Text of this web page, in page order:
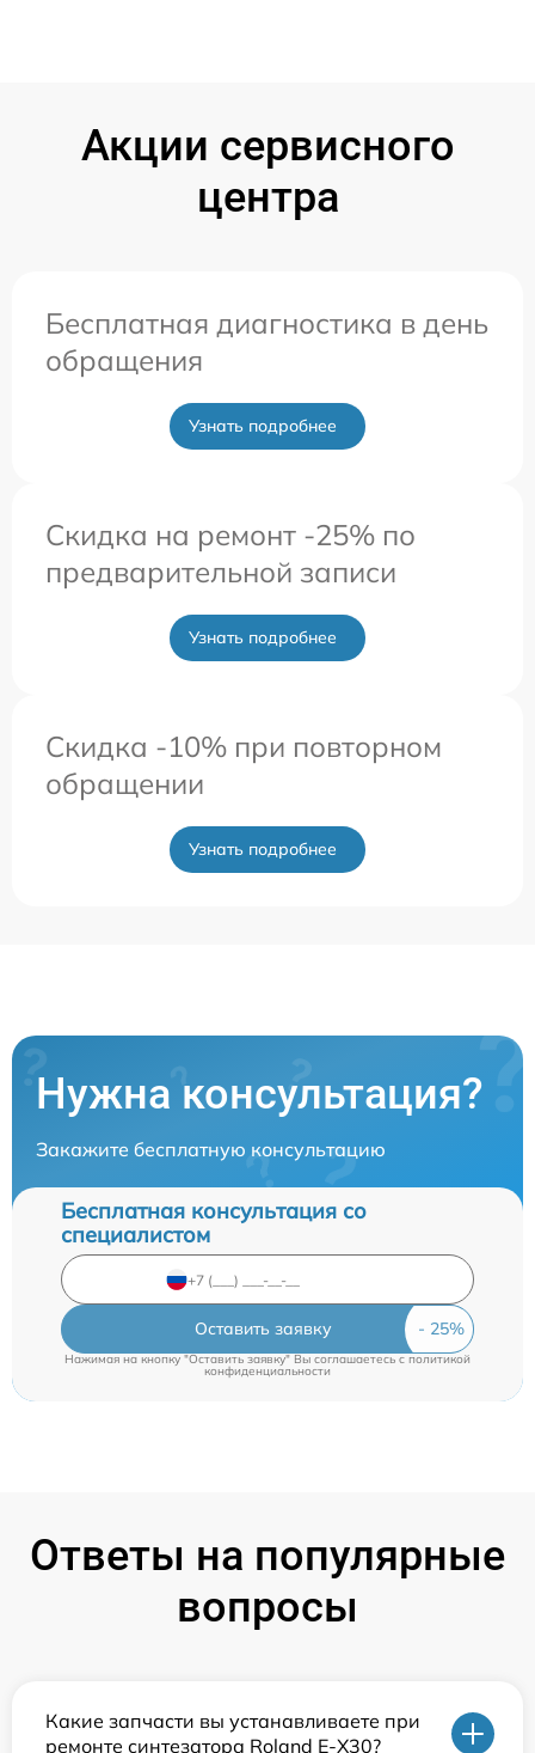
Акции сервисного
центра
Бесплатная диагностика в день
обращения
Узнать подробнее
Скидка на ремонт -25% по
предварительной записи
Узнать подробнее
Скидка -10% при повторном
обращении
Узнать подробнее
Нужна консультация?
Закажите бесплатную консультацию
Бесплатная консультация со
специалистом
Оставить заявку
Нажимая на кнопку "Оставить заявку" Вы соглашаетесь c политикой
конфиденциальности
Ответы на популярные
вопросы
Какие запчасти вы устанавливаете при
ремонте синтезатора Roland E-X30?